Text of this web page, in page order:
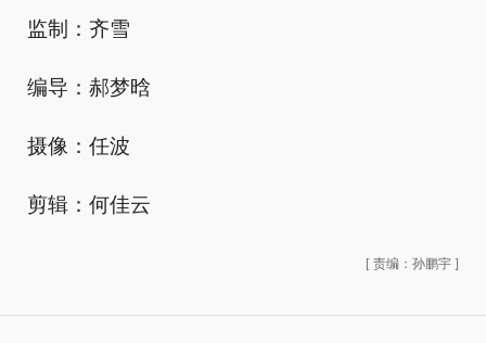
监制：齐雪
编导：郝梦晗
摄像：任波
剪辑：何佳云
[ 责编：孙鹏宇 ]